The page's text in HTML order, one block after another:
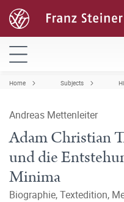
Home Subjects
Andreas Mettenleiter
Adam Christian
und die
Minima
Biographie, Textedition,